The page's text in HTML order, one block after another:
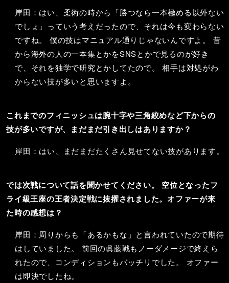
岸田：はい、柔術の時から「勝つなら一本極める以外ない
でしょ」っていう考えだったので、それは今も変わらない
ですね。 僕の技はマニュアル通りじゃないんですよ。 昔
から海外の人の一本集とかをSNSとかで見るのが好き
で、それを独学で研究とかしてたので。 相手は対処がわ
からない技が多いと思いますよ。
これまでのフィニッシュは腕十字や三角絞めなど下からの
技が多いですが、まだまだ引き出しはありますか？
岸田：はい、まだまだたくさん見せてない技があります。
では次戦について話を聞かせてください。 空位となったフ
ライ級王座の王者決定戦に抜擢されました。オファーが来
た時の感想は？
岸田：周りからも「あるかもな」と言われていたので期待
はしていました。 前回の眞藤戦もノーダメージで終えら
れたので、コンディションもバッチリでした。 オファー
は即決でしたね。